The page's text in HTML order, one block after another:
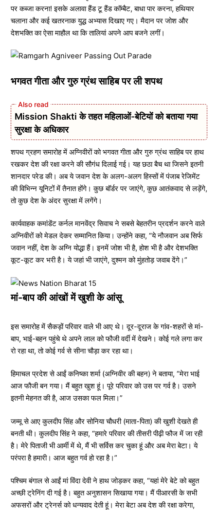
पर कब्जा करना! इसके अलावा हैंड टू हैंड कॉम्बैट, बाधा पार करना, हथियार
चलाना और कई खतरनाक युद्ध अभ्यास दिखाए गए। मैदान पर जोश और
देशभक्ति का ऐसा माहौल था कि तालियां अपने आप बजने लगीं।
भगवत गीता और गुरु ग्रंथ साहिब पर ली शपथ
Mission Shakti के तहत महिलाओं-बेटियों को बताया गया
सुरक्षा के अधिकार
शपथ ग्रहण समारोह में अग्निवीरों को भगवत गीता और गुरु ग्रंथ साहिब पर हाथ
रखकर देश की रक्षा करने की सौगंध दिलाई गई। यह छठा बैच था जिसने इतनी
शानदार परेड की। अब ये जवान देश के अलग-अलग हिस्सों में पंजाब रेजिमेंट
की विभिन्न यूनिटों में तैनात होंगे। कुछ बॉर्डर पर जाएंगे, कुछ आतंकवाद से लड़ेंगे,
तो कुछ देश के अंदर सुरक्षा में लगेंगे।
कार्यवाहक कमांडेंट कर्नल मानवेंद्र सिवाच ने सबसे बेहतरीन प्रदर्शन करने वाले
अग्निवीरों को मेडल देकर सम्मानित किया। उन्होंने कहा, “ये नौजवान अब सिर्फ
जवान नहीं, देश के अग्नि योद्धा हैं। इनमें जोश भी है, होश भी है और देशभक्ति
कूट-कूट कर भरी है। ये जहां भी जाएंगे, दुश्मन को मुंहतोड़ जवाब देंगे।”
मां-बाप की आंखों में खुशी के आंसू
इस समारोह में सैकड़ों परिवार वाले भी आए थे। दूर-दूराज के गांव-शहरों से मां-
बाप, भाई-बहन पहुंचे थे अपने लाल को फौजी वर्दी में देखने। कोई गले लगा कर
रो रहा था, तो कोई गर्व से सीना चौड़ा कर रहा था।
हिमाचल प्रदेश से आईं कनिष्का शर्मा (अग्निवीर की बहन) ने बताया, “मेरा भाई
आज फौजी बन गया। मैं बहुत खुश हूं। पूरे परिवार को उस पर गर्व है। उसने
इतनी मेहनत की है, आज उसका फल मिला।”
जम्मू से आए कुलदीप सिंह और सोनिया चौधरी (माता-पिता) की खुशी देखते ही
बनती थी। कुलदीप सिंह ने कहा, “हमारे परिवार की तीसरी पीढ़ी फौज में जा रही
है। मेरे पिताजी भी आर्मी में थे, मैं भी सर्विस कर चुका हूं और अब मेरा बेटा। ये
परंपरा है हमारी। आज बहुत गर्व हो रहा है।”
पश्चिम बंगाल से आईं मां विंदा देवी ने हाथ जोड़कर कहा, “यहां मेरे बेटे को बहुत
अच्छी ट्रेनिंग दी गई है। बहुत अनुशासन सिखाया गया। मैं पीआरसी के सभी
अफसरों और ट्रेनर्स को धन्यवाद देती हूं। मेरा बेटा अब देश की रक्षा करेगा,